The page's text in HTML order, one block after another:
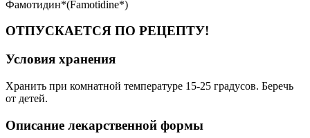
Фамотидин*(Famotidine*)
ОТПУСКАЕТСЯ ПО РЕЦЕПТУ!
Условия хранения
Хранить при комнатной температуре 15-25 градусов. Беречь
от детей.
Описание лекарственной формы